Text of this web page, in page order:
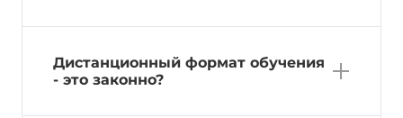
Дистанционный формат обучения
- это законно?